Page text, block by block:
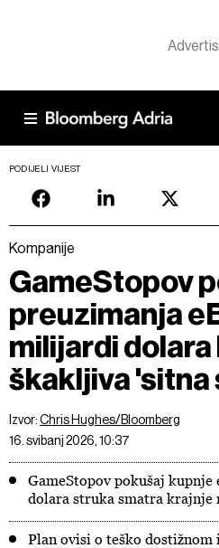
PODIJELI VIJEST
Kompanije
GameStopov
preuzimanja
milijardi
škakljiva 'sitna
Izvor:Chris Hughes/Bloomberg
16. svibanj 2026, 10:37
GameStopov pokušaj kupnje
dolara struka smatra krajnje
Plan ovisi o teško